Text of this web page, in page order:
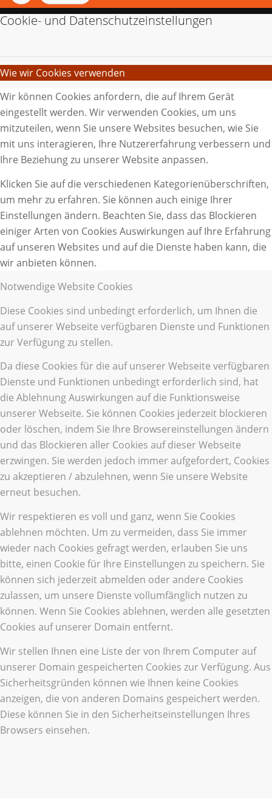
Cookie- und Datenschutzeinstellungen
Wie wir Cookies verwenden
Wir können Cookies anfordern, die auf Ihrem Gerät
eingestellt werden. Wir verwenden Cookies, um uns
mitzuteilen, wenn Sie unsere Websites besuchen, wie Sie
mit uns interagieren, Ihre Nutzererfahrung verbessern und
Ihre Beziehung zu unserer Website anpassen.
Klicken Sie auf die verschiedenen Kategorienüberschriften,
um mehr zu erfahren. Sie können auch einige Ihrer
Einstellungen ändern. Beachten Sie, dass das Blockieren
einiger Arten von Cookies Auswirkungen auf Ihre Erfahrung
auf unseren Websites und auf die Dienste haben kann, die
wir anbieten können.
Notwendige Website Cookies
Diese Cookies sind unbedingt erforderlich, um Ihnen die
auf unserer Webseite verfügbaren Dienste und Funktionen
zur Verfügung zu stellen.
Da diese Cookies für die auf unserer Webseite verfügbaren
Dienste und Funktionen unbedingt erforderlich sind, hat
die Ablehnung Auswirkungen auf die Funktionsweise
unserer Webseite. Sie können Cookies jederzeit blockieren
oder löschen, indem Sie Ihre Browsereinstellungen ändern
und das Blockieren aller Cookies auf dieser Webseite
erzwingen. Sie werden jedoch immer aufgefordert, Cookies
zu akzeptieren / abzulehnen, wenn Sie unsere Website
erneut besuchen.
Wir respektieren es voll und ganz, wenn Sie Cookies
ablehnen möchten. Um zu vermeiden, dass Sie immer
wieder nach Cookies gefragt werden, erlauben Sie uns
bitte, einen Cookie für Ihre Einstellungen zu speichern. Sie
können sich jederzeit abmelden oder andere Cookies
zulassen, um unsere Dienste vollumfänglich nutzen zu
können. Wenn Sie Cookies ablehnen, werden alle gesetzten
Cookies auf unserer Domain entfernt.
Wir stellen Ihnen eine Liste der von Ihrem Computer auf
unserer Domain gespeicherten Cookies zur Verfügung. Aus
Sicherheitsgründen können wie Ihnen keine Cookies
anzeigen, die von anderen Domains gespeichert werden.
Diese können Sie in den Sicherheitseinstellungen Ihres
Browsers einsehen.